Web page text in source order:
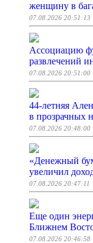
женщину в
07.08.2026 20:51:13
Ассоциацию
развлечений
07.08.2026 20:51:00
44-летняя
в прозрачных
07.08.2026 20:48:00
«Денежный
увеличил
07.08.2026 20:47:11
Еще один
Ближнем
07.08.2026 20:46:58